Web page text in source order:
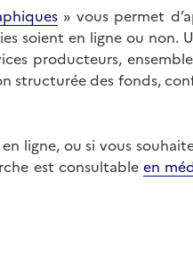
» vous permet
soient en ligne ou non.
producteurs,
des fonds,
ligne, ou si vous
est consultable en